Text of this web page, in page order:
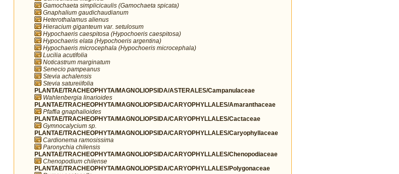
Gamochaeta simplicicaulis (Gamochaeta spicata)
Gnaphalium gaudichaudianum
Heterothalamus alienus
Hieracium giganteum var. setulosum
Hypochaeris caespitosa (Hypochoeris caespitosa)
Hypochaeris elata (Hypochoeris argentina)
Hypochaeris microcephala (Hypochoeris microcephala)
Lucilia acutifolia
Noticastrum marginatum
Senecio pampeanus
Stevia achalensis
Stevia satureiifolia
PLANTAE/TRACHEOPHYTA/MAGNOLIOPSIDA/ASTERALES/Campanulaceae
Wahlenbergia linarioides
PLANTAE/TRACHEOPHYTA/MAGNOLIOPSIDA/CARYOPHYLLALES/Amaranthaceae
Pfaffia gnaphalioides
PLANTAE/TRACHEOPHYTA/MAGNOLIOPSIDA/CARYOPHYLLALES/Cactaceae
Gymnocalycium sp.
PLANTAE/TRACHEOPHYTA/MAGNOLIOPSIDA/CARYOPHYLLALES/Caryophyllaceae
Cardionema ramosissima
Paronychia chilensis
PLANTAE/TRACHEOPHYTA/MAGNOLIOPSIDA/CARYOPHYLLALES/Chenopodiaceae
Chenopodium chilense
PLANTAE/TRACHEOPHYTA/MAGNOLIOPSIDA/CARYOPHYLLALES/Polygonaceae